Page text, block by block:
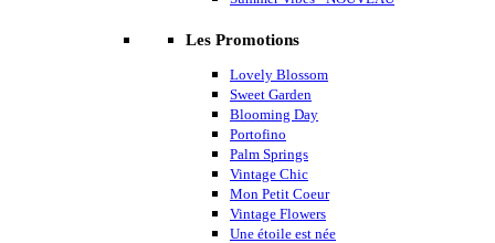
Les Promotions
Lovely Blossom
Sweet Garden
Blooming Day
Portofino
Palm Springs
Vintage Chic
Mon Petit Coeur
Vintage Flowers
Une étoile est née